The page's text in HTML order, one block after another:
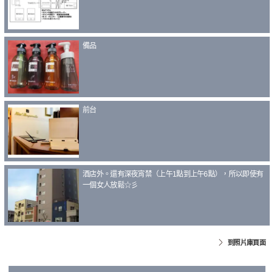
備品
前台
酒店外。還有深夜宵禁（上午1點到上午6點），所以即使有
一個女人放鬆☆彡
到照片庫頁面